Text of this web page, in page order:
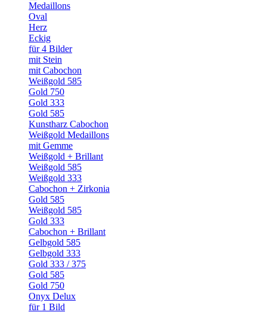
Medaillons
Oval
Herz
Eckig
für 4 Bilder
mit Stein
mit Cabochon
Weißgold 585
Gold 750
Gold 333
Gold 585
Kunstharz Cabochon
Weißgold Medaillons
mit Gemme
Weißgold + Brillant
Weißgold 585
Weißgold 333
Cabochon + Zirkonia
Gold 585
Weißgold 585
Gold 333
Cabochon + Brillant
Gelbgold 585
Gelbgold 333
Gold 333 / 375
Gold 585
Gold 750
Onyx Delux
für 1 Bild